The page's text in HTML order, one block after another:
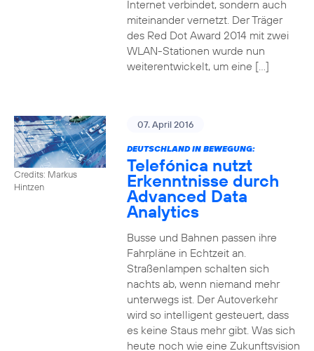
Internet verbindet, sondern auch
miteinander vernetzt. Der Träger
des Red Dot Award 2014 mit zwei
WLAN-Stationen wurde nun
weiterentwickelt, um eine […]
Credits: Markus
Hintzen
07. April 2016
DEUTSCHLAND IN BEWEGUNG:
Telefónica nutzt
Erkenntnisse durch
Advanced Data
Analytics
Busse und Bahnen passen ihre
Fahrpläne in Echtzeit an.
Straßenlampen schalten sich
nachts ab, wenn niemand mehr
unterwegs ist. Der Autoverkehr
wird so intelligent gesteuert, dass
es keine Staus mehr gibt. Was sich
heute noch wie eine Zukunftsvision